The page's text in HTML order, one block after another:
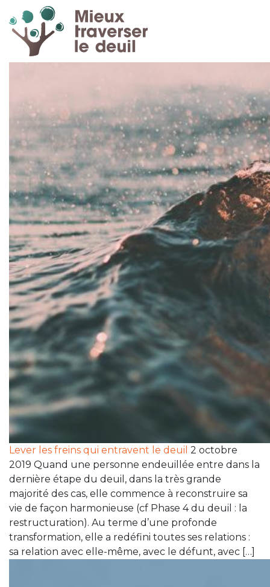
Lever les freins qui entravent le deuil 2 octobre
2019 Quand une personne endeuillée entre dans la
dernière étape du deuil, dans la très grande
majorité des cas, elle commence à reconstruire sa
vie de façon harmonieuse (cf Phase 4 du deuil : la
restructuration). Au terme d’une profonde
transformation, elle a redéfini toutes ses relations :
sa relation avec elle-même, avec le défunt, avec […]